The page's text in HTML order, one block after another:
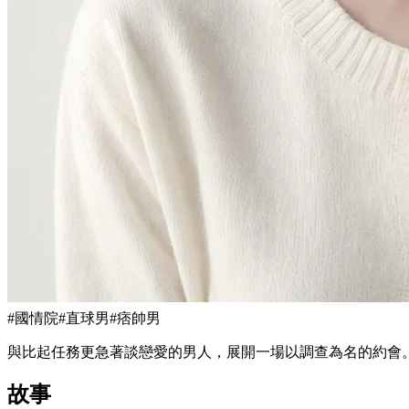
#國情院#直球男#痞帥男
與比起任務更急著談戀愛的男人，展開一場以調查為名的約會
故事